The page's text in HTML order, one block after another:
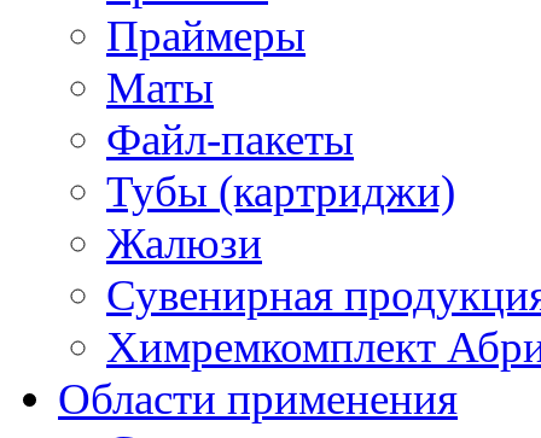
Праймеры
Маты
Файл-пакеты
Тубы (картриджи)
Жалюзи
Сувенирная
Химремкомплект
Области применения